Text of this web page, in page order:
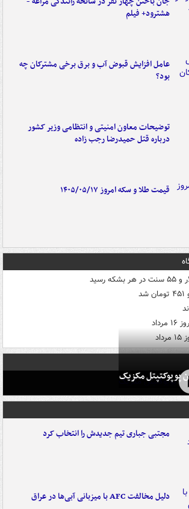
هشترود+ فیلم
عامل افزایش قبوض آب و برق برخی مشترکان چه
بود؟
توضیحات معاون امنیتی و انتظامی وزیر کشور
درباره قتل حمیدرضا رجب زاده
قیمت طلا و سکه امروز ۱۴۰۵/۰۵/۱۷
پوپوکتپتل مکزیک
مجتبی جباری تیم جدیدش را انتخاب کرد
دلیل مخالفت AFC با میزبانی آبی‌ها در عراق